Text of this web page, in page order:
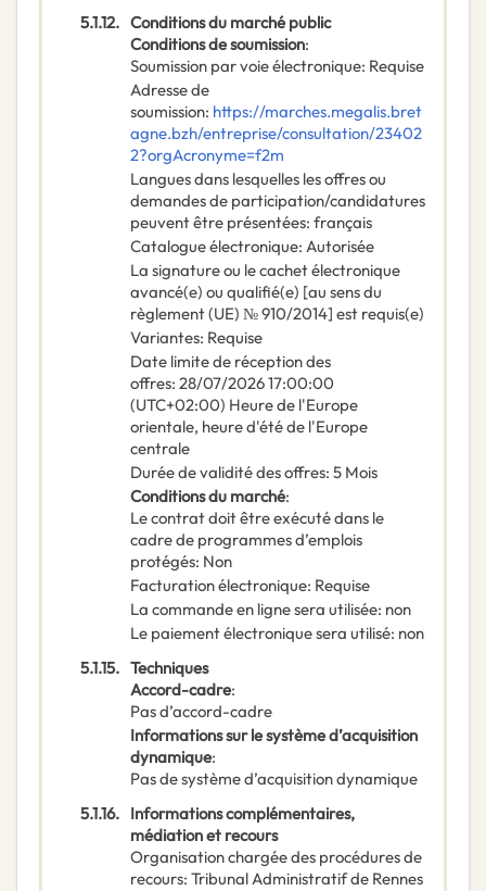
5.1.12. Conditions du marché public
Conditions de soumission:
Soumission par voie électronique: Requise
Adresse de
soumission: https://marches.megalis.bret
agne.bzh/entreprise/consultation/23402
2?orgAcronyme=f2m
Langues dans lesquelles les offres ou
demandes de participation/candidatures
peuvent être présentées: français
Catalogue électronique: Autorisée
La signature ou le cachet électronique
avancé(e) ou qualifié(e) [au sens du
règlement (UE) № 910/2014] est requis(e)
Variantes: Requise
Date limite de réception des
offres: 28/07/202617:00:00
(UTC+02:00) Heure de l'Europe
orientale, heure d'été de l'Europe
centrale
Durée de validité des offres: 5 Mois
Conditions du marché:
Le contrat doit être exécuté dans le
cadre de programmes d’emplois
protégés: Non
Facturation électronique: Requise
La commande en ligne sera utilisée: non
Le paiement électronique sera utilisé: non
5.1.15. Techniques
Accord-cadre:
Pas d’accord-cadre
Informations sur le système d’acquisition
dynamique:
Pas de système d’acquisition dynamique
5.1.16. Informations complémentaires,
médiation et recours
Organisation chargée des procédures de
recours: Tribunal Administratif de Rennes